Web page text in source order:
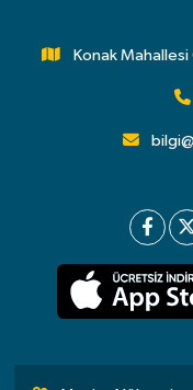
Konak Mahallesi